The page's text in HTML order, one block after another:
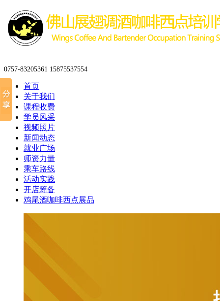
0757-83205361 15875537554
首页
关于我们
课程收费
学员风采
视频照片
新闻动态
就业广场
师资力量
乘车路线
活动实践
开店筹备
鸡尾酒咖啡西点展品